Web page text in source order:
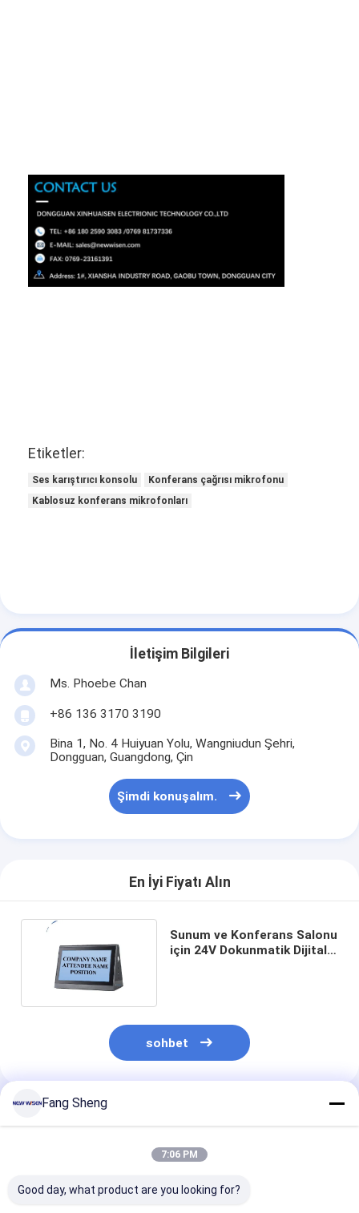
Etiketler:
Ses karıştırıcı konsolu
Konferans çağrısı mikrofonu
Kablosuz konferans mikrofonları
İletişim Bilgileri
Ms. Phoebe Chan
+86 136 3170 3190
Bina 1, No. 4 Huiyuan Yolu, Wangniudun Şehri,
Dongguan, Guangdong, Çin
Şimdi konuşalım.
En İyi Fiyatı Alın
Sunum ve Konferans Salonu
için 24V Dokunmatik Dijital
sohbet
Önerilen Ürünler
Fang Sheng
7:06 PM
Good day, what product are you looking for?